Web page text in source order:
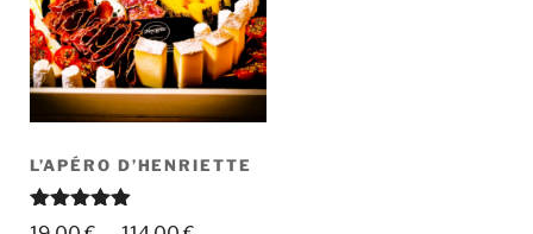
L’APÉRO D’HENRIETTE
Note4.86